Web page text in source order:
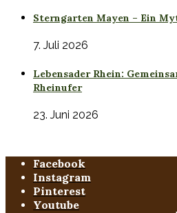
Sterngarten Mayen – Ein
7. Juli 2026
Lebensader Rhein:
Rheinufer
23. Juni 2026
Facebook
Instagram
Pinterest
Youtube